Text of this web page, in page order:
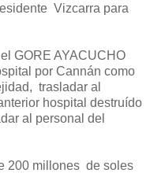
Vizcarra para
GORE AYACUCHO
por Cannán como
trasladar al
hospital destruído
al personal del
200 millones de soles